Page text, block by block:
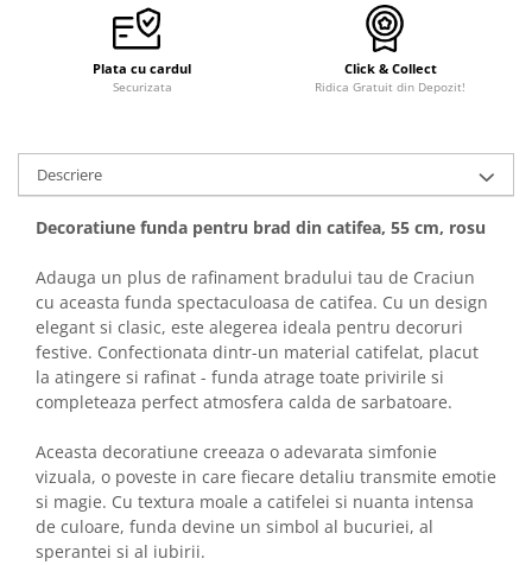
Plata cu cardul
Securizata
Click & Collect
Ridica Gratuit din Depozit!
Descriere
Decoratiune funda pentru brad din catifea, 55 cm, rosu
Adauga un plus de rafinament bradului tau de Craciun
cu aceasta funda spectaculoasa de catifea. Cu un design
elegant si clasic, este alegerea ideala pentru decoruri
festive. Confectionata dintr-un material catifelat, placut
la atingere si rafinat - funda atrage toate privirile si
completeaza perfect atmosfera calda de sarbatoare.
Aceasta decoratiune creeaza o adevarata simfonie
vizuala, o poveste in care fiecare detaliu transmite emotie
si magie. Cu textura moale a catifelei si nuanta intensa
de culoare, funda devine un simbol al bucuriei, al
sperantei si al iubirii.